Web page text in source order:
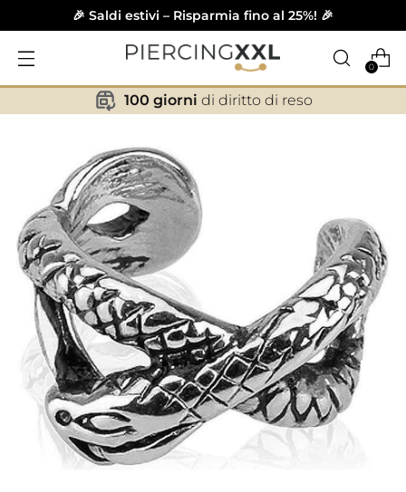
🎉 Saldi estivi – Risparmia fino al 25%! 🎉
0
✕
100 giorni di diritto di reso